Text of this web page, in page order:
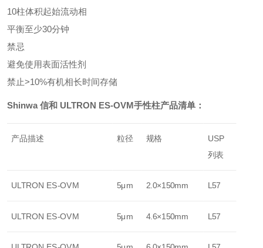
10柱体积起始流动相
平衡至少30分钟
禁忌
避免使用表面活性剂
禁止>10%有机相长时间存储
Shinwa 信和 ULTRON ES-OVM手性柱产品清单：
产品描述 粒径 规格 USP
列表
ULTRON ES-OVM 5μm 2.0×150mm L57
ULTRON ES-OVM 5μm 4.6×150mm L57